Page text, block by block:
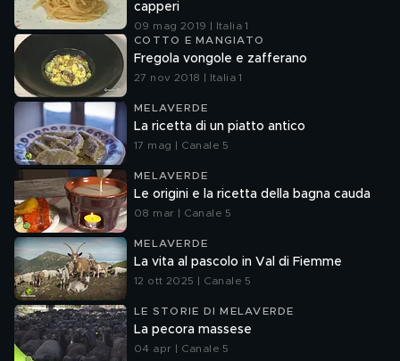
capperi
09 mag 2019 | Italia 1
COTTO E MANGIATO
Fregola vongole e zafferano
27 nov 2018 | Italia 1
MELAVERDE
La ricetta di un piatto antico
17 mag | Canale 5
MELAVERDE
Le origini e la ricetta della bagna cauda
08 mar | Canale 5
MELAVERDE
La vita al pascolo in Val di Fiemme
12 ott 2025 | Canale 5
LE STORIE DI MELAVERDE
La pecora massese
04 apr | Canale 5